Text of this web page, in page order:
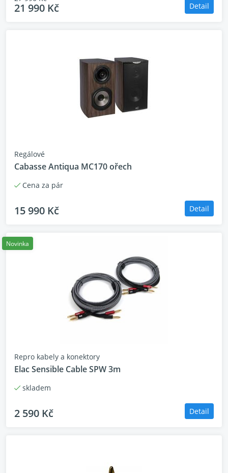
HMOTNOST: 15Kg
BARVA: Ořech
21 990 Kč Detail
Regálové
Cabasse Antiqua MC170 ořech
Cena za pár
15 990 Kč Detail
Novinka
Repro kabely a konektory
Elac Sensible Cable SPW 3m
skladem
2 590 Kč Detail